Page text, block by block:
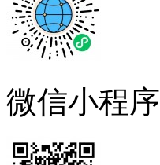
微信小程序